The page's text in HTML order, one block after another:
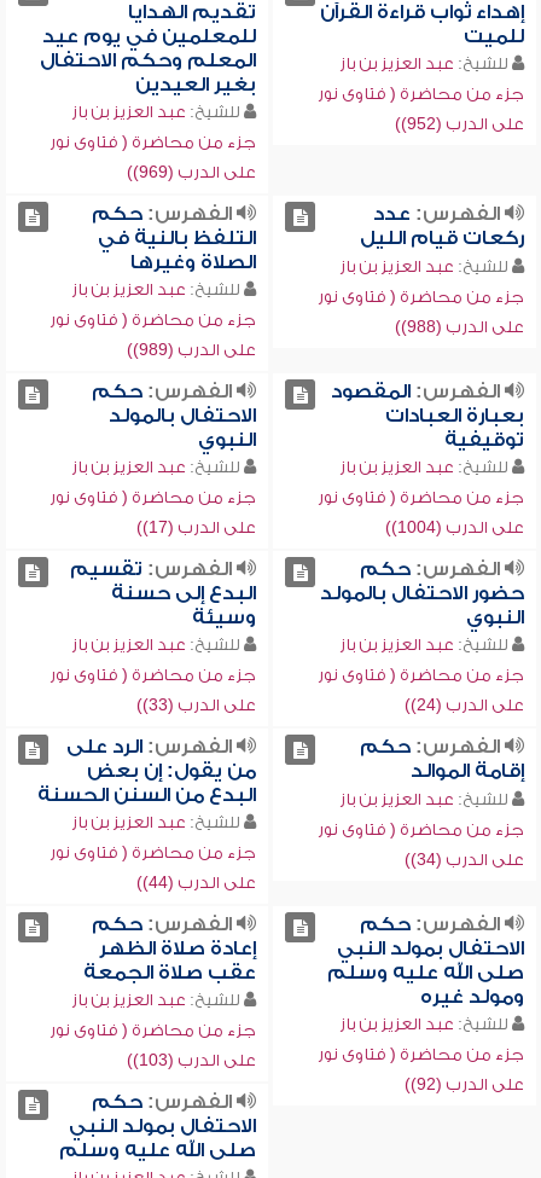
إهداء ثواب قراءة القرآن
للميت
للشيخ: عبد العزيز بن باز
جزء من محاضرة ( فتاوى نور
على الدرب (952))
تقديم الهدايا
للمعلمين في يوم عيد
المعلم وحكم الاحتفال
بغير العيدين
للشيخ: عبد العزيز بن باز
جزء من محاضرة ( فتاوى نور
على الدرب (969))
الفهرس: عدد
ركعات قيام الليل
للشيخ: عبد العزيز بن باز
جزء من محاضرة ( فتاوى نور
على الدرب (988))
الفهرس:حكم
التلفظ بالنية في
الصلاة وغيرها
للشيخ: عبد العزيز بن باز
جزء من محاضرة ( فتاوى نور
على الدرب (989))
الفهرس:المقصود
بعبارة العبادات
توقيفية
للشيخ: عبد العزيز بن باز
جزء من محاضرة ( فتاوى نور
على الدرب (1004))
الفهرس:حكم
الاحتفال بالمولد
النبوي
للشيخ: عبد العزيز بن باز
جزء من محاضرة ( فتاوى نور
على الدرب (17))
الفهرس:حكم
حضور الاحتفال بالمولد
النبوي
للشيخ: عبد العزيز بن باز
جزء من محاضرة ( فتاوى نور
على الدرب (24))
الفهرس: تقسيم
البدع إلى حسنة
وسيئة
للشيخ: عبد العزيز بن باز
جزء من محاضرة ( فتاوى نور
على الدرب (33))
الفهرس:حكم
إقامة الموالد
للشيخ: عبد العزيز بن باز
جزء من محاضرة ( فتاوى نور
على الدرب (34))
الفهرس:الرد على
من يقول: إن بعض
البدع من السنن الحسنة
للشيخ: عبد العزيز بن باز
جزء من محاضرة ( فتاوى نور
على الدرب (44))
الفهرس:حكم
الاحتفال بمولد النبي
صلى الله عليه وسلم
ومولد غيره
للشيخ: عبد العزيز بن باز
جزء من محاضرة ( فتاوى نور
على الدرب (92))
الفهرس:حكم
إعادة صلاة الظهر
عقب صلاة الجمعة
للشيخ: عبد العزيز بن باز
جزء من محاضرة ( فتاوى نور
على الدرب (103))
الفهرس:حكم
الاحتفال بمولد النبي
صلى الله عليه وسلم